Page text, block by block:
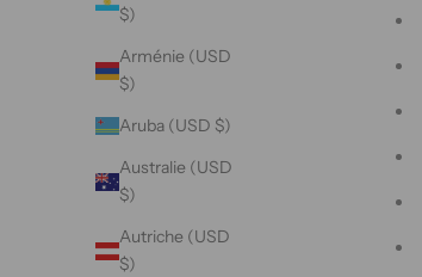
$)
Arménie (USD
$)
Aruba (USD $)
Australie (USD
$)
Autriche (USD
$)